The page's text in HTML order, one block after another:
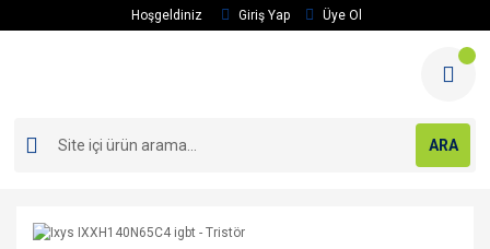
Hoşgeldiniz Giriş Yap Üye Ol
ARA